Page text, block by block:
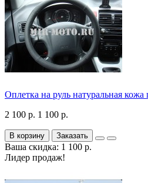
Оплетка на руль натуральная кожа
2 100 р. 1 100 р.
В корзину Заказать
Ваша скидка: 1 100 р.
Лидер продаж!